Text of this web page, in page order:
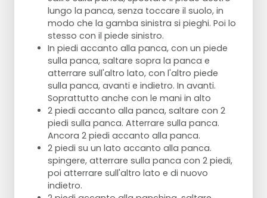
lungo la panca, senza toccare il suolo, in
modo che la gamba sinistra si pieghi. Poi lo
stesso con il piede sinistro.
In piedi accanto alla panca, con un piede
sulla panca, saltare sopra la panca e
atterrare sull'altro lato, con l'altro piede
sulla panca, avanti e indietro. In avanti.
Soprattutto anche con le mani in alto
2 piedi accanto alla panca, saltare con 2
piedi sulla panca. Atterrare sulla panca.
Ancora 2 piedi accanto alla panca.
2 piedi su un lato accanto alla panca.
spingere, atterrare sulla panca con 2 piedi,
poi atterrare sull'altro lato e di nuovo
indietro.